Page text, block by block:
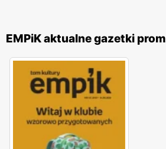
EMPiK aktualne gazetki